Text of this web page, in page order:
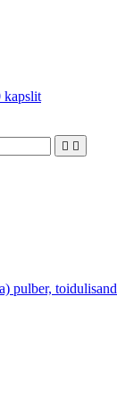
kapslit
 
pulber, toidulisand